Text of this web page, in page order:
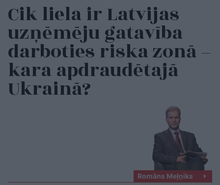
Cik liela ir Latvijas
uzņēmēju gatavība
darboties riska zonā –
kara apdraudētajā
Ukrainā?
Romāns Meļņiks